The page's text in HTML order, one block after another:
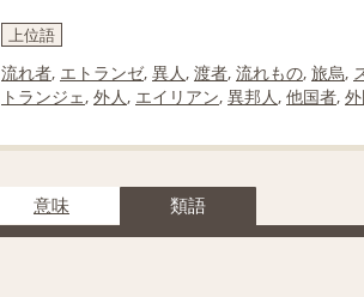
上位語
流れ者, エトランゼ, 異人, 渡者, 流れもの, 旅烏,
トランジェ, 外人, エイリアン, 異邦人, 他国者,
意味 類語